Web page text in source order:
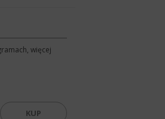
więcej
KUP